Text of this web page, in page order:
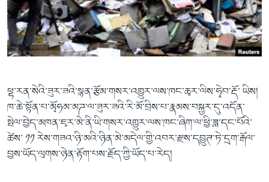
འཚོལ་
ཞིབ་
ལ་
བསྐྱོད།
དྲ་བརྙན་གསར་འགྱུར།
ཁ་བའི་མི་སྣ།
བུད་མེད་ལེ་ཚན།
ཆབ་སྲིད་བཙོན་པ་ངོ་སྤྲོད།
བགྲོ་གླེང་མདུན་ལྕོག
བསྐྱར་ཞིབ།
པོ་ཊི་ཁ་སི།
ཕ་ཡུལ་གླེང་སྟེགས།
ཆོས་རིག་ལེ་ཚན།
གཞོན་སྐྱེས་དང་ཤེས་ཡོན།
Learning English
རྗེས་འབྲངས།
སྐད་ཡིག
ཕྷ་རན་སེའི་ཟུར་ཟའི་སྙན་རྩོམ་གསར་འགྱུར་ལས་ཁང་ཆྭར་ལིས་ཧྭེབ་རྡོ་ ཡིས།
ཁ་ཆེ་སྟོན་པ་མྭོཧམ་མཌ་ལ་ཟུར་ཟའི་རི་མོ་བྲིས་པ་རྣམས་བསྐྱར་དུ་འདོན་
སྤེལ་བྱེད་མཁན་ཇྭར་མེ་ནི་ཡི་གསར་འགྱུར་ལས་ཁང་ཞིག་ལ་ཕྱི་ཟླ་དང་པོའི་
ཚེས་ ༡༡ རེས་གཟའ་ཉི་མའི་ཉིན་མེ་མདེལ་གྱི་འབར་རྫས་དབྱུཊ་ཏེ་དྲག་རྒོལ་
བྱས་ཡོད་ལུགས་ཉེན་རྟོག་པས་རྗོད་ཀྱི་ཡོད་པ་རེད།